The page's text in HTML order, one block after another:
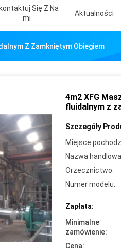
Się Z Na
Mi
Aktualności
Z Zamkniętym Obiegiem
4m2 XFG
fluidalnym z
Szczegóły
Miejsce
Nazwa
Orzecznictwo:
Numer modelu:
Zapłata:
Minimalne
zamówienie:
Cena: